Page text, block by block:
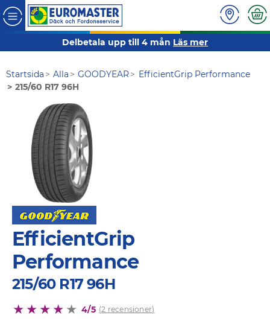
Delbetala upp till 4 mån Läs mer
Startsida Alla GOODYEAR
EfficientGrip Performance
215/60 R17 96H
EfficientGrip
Performance
215/60 R17 96H
4/5 (2 recensioner)